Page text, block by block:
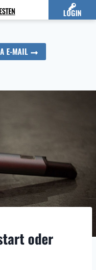
LOGIN
E-MAIL
oder